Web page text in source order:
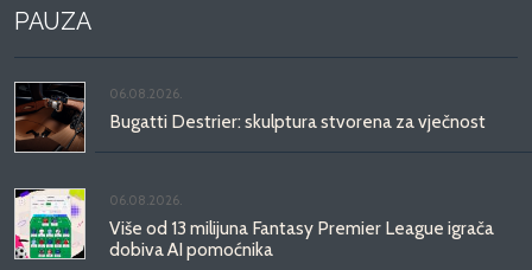
PAUZA
06.08.2026.
Bugatti Destrier: skulptura stvorena za vječnost
06.08.2026.
Više od 13 milijuna Fantasy Premier League igrača
dobiva AI pomoćnika